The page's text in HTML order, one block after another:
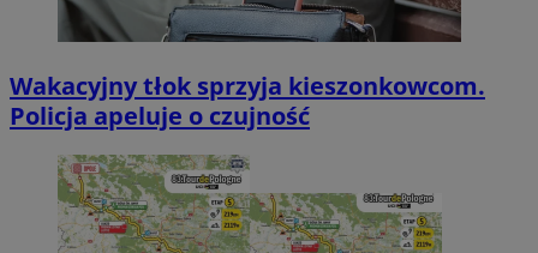
Wakacyjny tłok sprzyja kieszonkowcom.
Policja apeluje o czujność